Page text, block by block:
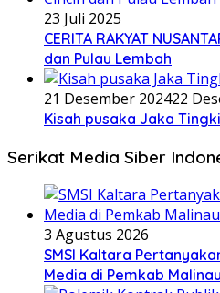
23 Juli 2025
CERITA RAKYAT
dan Pulau Lembah
21 Desember 202422
Kisah pusaka Jaka
Serikat Media Siber
3 Agustus 2026
SMSI Kaltara
Media di Pemkab Malinau